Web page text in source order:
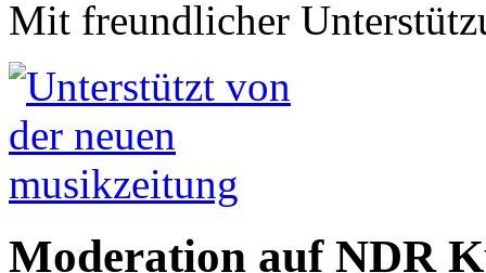
Mit freundlicher
Moderation auf NDR